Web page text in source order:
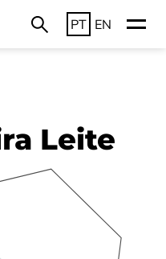
PT EN
Leite